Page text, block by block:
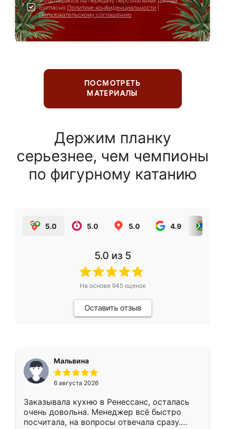
согласно Политике конфиденциальности
Пользовательскому соглашению
ПОСМОТРЕТЬ
МАТЕРИАЛЫ
Держим планку
серьезнее, чем чемпионы
по фигурному катанию
5.0 5.0 5.0 4.9
5.0 из 5
На основе 945оценок
Оставить отзыв
Мальвина
6 августа 2026
Заказывала кухню в Ренессанс, осталась
очень довольна. Менеджер всё быстро
посчитала, на вопросы отвечала сразу.